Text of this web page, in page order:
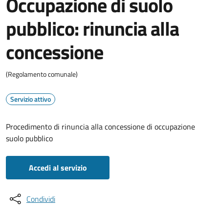
pubblico: rinuncia alla
concessione
(Regolamento comunale)
Servizio attivo
Procedimento di rinuncia alla concessione di occupazione
suolo pubblico
Accedi al servizio
Condividi